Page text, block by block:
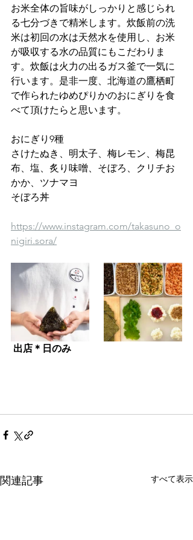
お米全体の旨味がしっかりと感じられ
る七分づきで精米します。炊飯前の洗
米は初回の水は天然水を使用し、お米
が吸収する水の品質にもこだわりま
す。炊飯は火力の出るガス釜で一気に
行います。是非一度、北海道の鷹栖町
で作られたゆめぴりかのおにぎりを食
べて頂けたらと思います。
おにぎり9種
さけたぬき、明太子、梅レモン、梅昆
布、塩、炙り味噌、そぼろ、クリチお
かか、ツナマヨ
そぼろ丼
https://www.instagram.com/takasuno_o
nigiri.sora/
出店＊日のみ
関連記事 すべて表示